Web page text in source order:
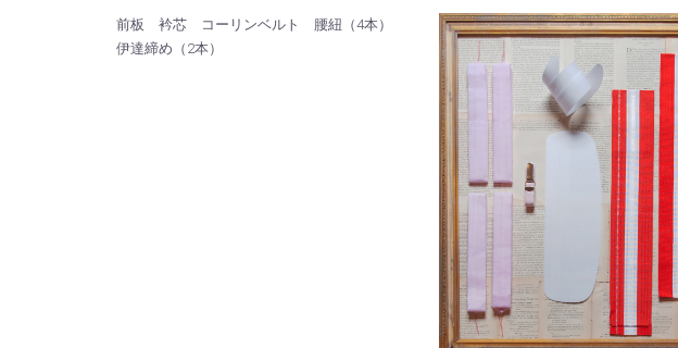
前板 衿芯 コーリンベルト 腰紐（4本）
伊達締め（2本）